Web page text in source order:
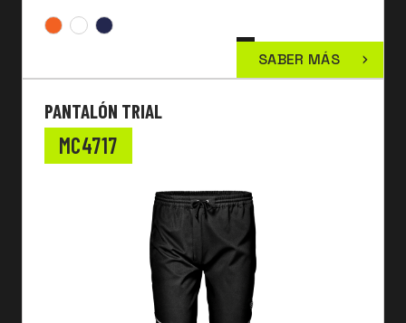
SABER MÁS
PANTALÓN TRIAL
MC4717